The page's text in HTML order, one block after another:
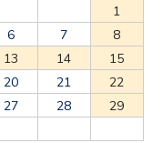
1
6 7
8
13 14
15
20 21
22
27 28
29